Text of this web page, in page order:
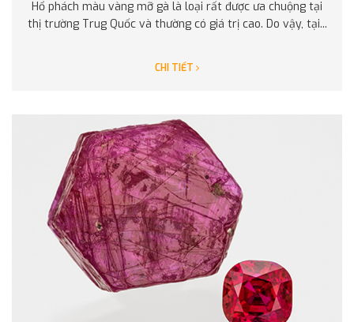
Hổ phách màu vàng mỡ gà là loại rất được ưa chuộng tại
thị trường Trug Quốc và thường có giá trị cao. Do vậy, tại...
CHI TIẾT